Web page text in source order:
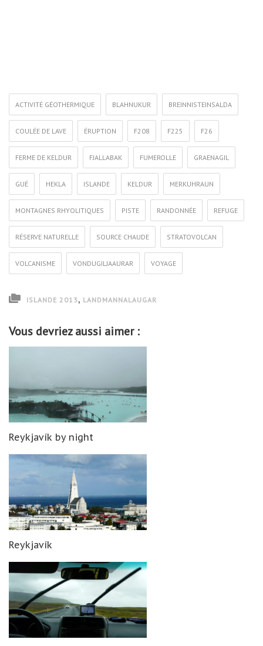
ACTIVITÉ GÉOTHERMIQUE BLAHNUKUR BREINNISTEINSALDA
COULÉE DE LAVE ÉRUPTION F208 F225 F26
FERME DE KELDUR FJALLABAK FUMEROLLE GRAENAGIL
GUÉ HEKLA ISLANDE KELDUR MERKUHRAUN
MONTAGNES RHYOLITIQUES PISTE RANDONNÉE REFUGE
RÉSERVE NATURELLE SOURCE CHAUDE STRATOVOLCAN
VOLCANISME VONDUGILJAAURAR VOYAGE
ISLANDE 2013, LANDMANNALAUGAR
Vous devriez aussi aimer :
Reykjavík by night
Reykjavík